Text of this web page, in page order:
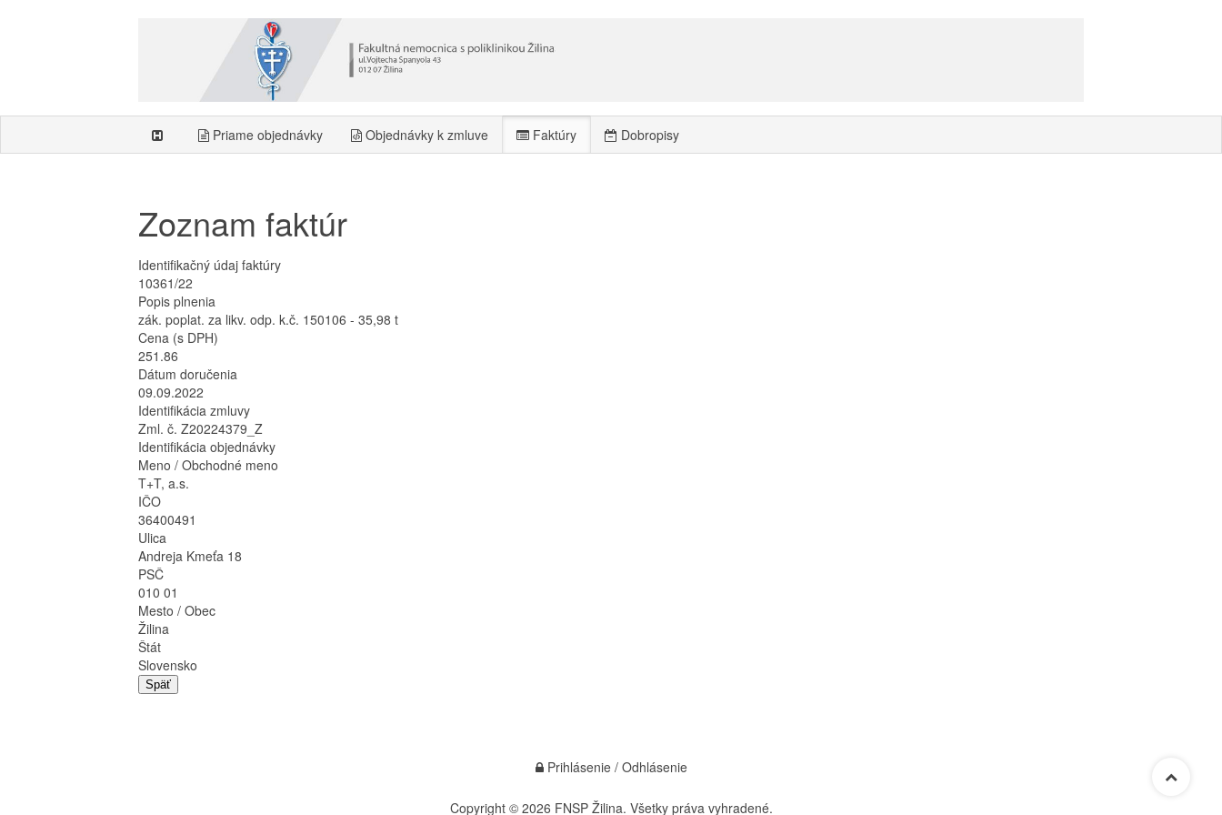
Priame objednávky Objednávky k zmluve Faktúry Dobropisy
Zoznam faktúr
Identifikačný údaj faktúry
10361/22
Popis plnenia
zák. poplat. za likv. odp. k.č. 150106 - 35,98 t
Cena (s DPH)
251.86
Dátum doručenia
09.09.2022
Identifikácia zmluvy
Zml. č. Z20224379_Z
Identifikácia objednávky
Meno / Obchodné meno
T+T, a.s.
IČO
36400491
Ulica
Andreja Kmeťa 18
PSČ
010 01
Mesto / Obec
Žilina
Štát
Slovensko
Späť
Prihlásenie / Odhlásenie
Copyright © 2026 FNSP Žilina. Všetky práva vyhradené.